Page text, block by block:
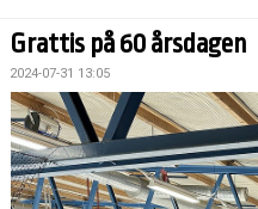
KALENDER
DOKUMENT
VÅRA LAG
Grattis på 60 årsdagen
2024-07-31 13:05